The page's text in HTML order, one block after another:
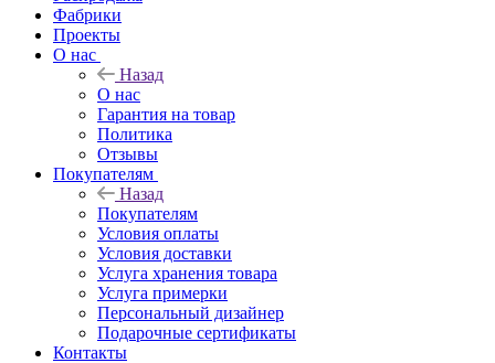
Фабрики
Проекты
О нас
Назад
О нас
Гарантия на товар
Политика
Отзывы
Покупателям
Назад
Покупателям
Условия оплаты
Условия доставки
Услуга хранения товара
Услуга примерки
Персональный дизайнер
Подарочные сертификаты
Контакты